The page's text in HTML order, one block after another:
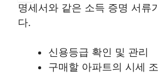
명세서와 같은 소득 증명 서류
다.
신용등급 확인 및 관리
구매할 아파트의 시세